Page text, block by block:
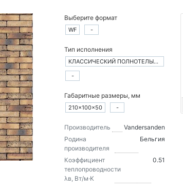
Выберите формат
WF -
Тип исполнения
КЛАССИЧЕСКИЙ ПОЛНОТЕЛЫЙ КИРПИЧ
-
Габаритные размеры, мм
210×100×50 -
Производитель
Vandersanden
Родина
производителя
Бельгия
Коэффициент
теплопроводности
λв, Вт/м·K
0.51